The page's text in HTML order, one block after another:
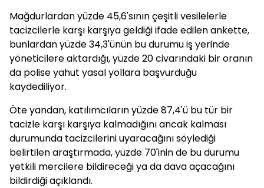
Mağdurlardan yüzde 45,6'sının çeşitli vesilelerle
tacizcilerle karşı karşıya geldiği ifade edilen ankette,
bunlardan yüzde 34,3'ünün bu durumu iş yerinde
yöneticilere aktardığı, yüzde 20 civarındaki bir oranın
da polise yahut yasal yollara başvurduğu
kaydediliyor.
Öte yandan, katılımcıların yüzde 87,4'ü bu tür bir
tacizle karşı karşıya kalmadığını ancak kalması
durumunda tacizcilerini uyaracağını söylediği
belirtilen araştırmada, yüzde 70'inin de bu durumu
yetkili mercilere bildireceği ya da dava açacağını
bildirdiği açıklandı.